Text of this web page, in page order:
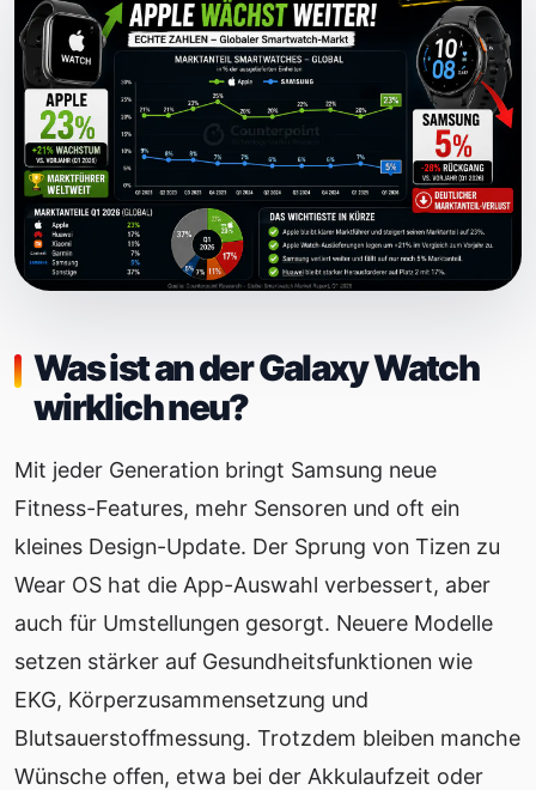
Was ist an der Galaxy Watch
wirklich neu?
Mit jeder Generation bringt Samsung neue
Fitness-Features, mehr Sensoren und oft ein
kleines Design-Update. Der Sprung von Tizen zu
Wear OS hat die App-Auswahl verbessert, aber
auch für Umstellungen gesorgt. Neuere Modelle
setzen stärker auf Gesundheitsfunktionen wie
EKG, Körperzusammensetzung und
Blutsauerstoffmessung. Trotzdem bleiben manche
Wünsche offen, etwa bei der Akkulaufzeit oder